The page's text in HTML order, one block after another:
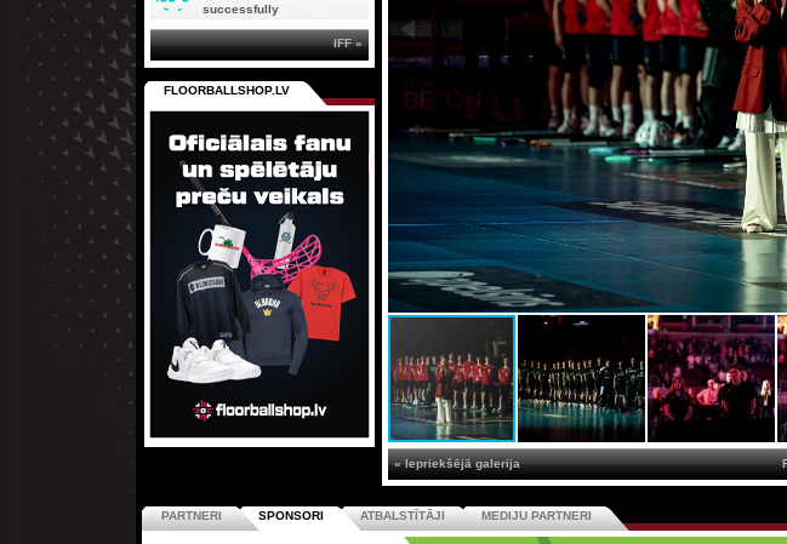
« Iepriekšējā galerija
successfully
IFF »
FLOORBALLSHOP.LV
PARTNERI SPONSORI ATBALSTĪTĀJI MEDIJU PARTNERI